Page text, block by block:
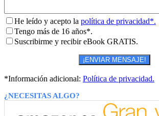
He leído y acepto la política de privacidad*.
Tengo más de 16 años*.
Suscribirme y recibir eBook GRATIS.
*Información adicional: Política de privacidad.
¿NECESITAS ALGO?